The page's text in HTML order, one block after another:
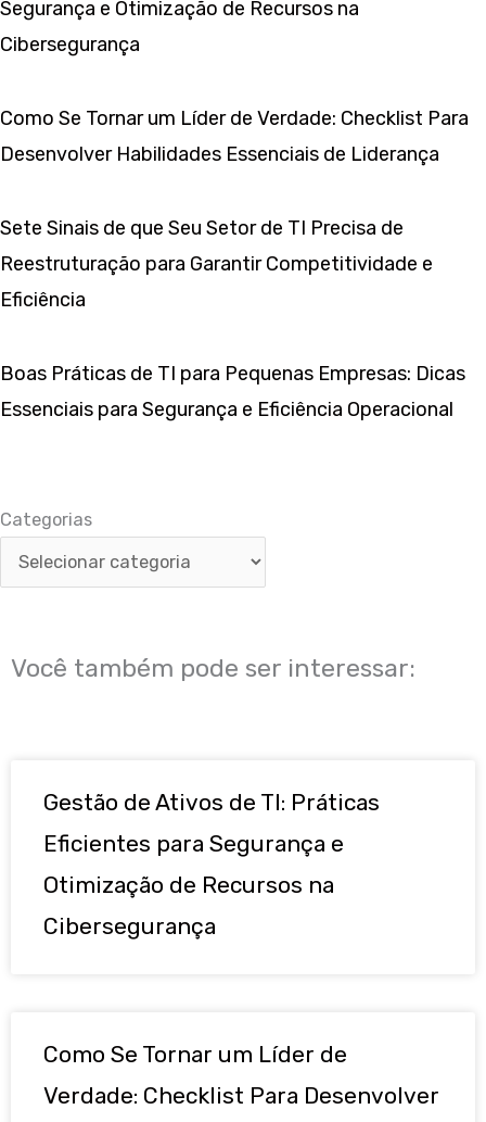
Segurança e Otimização de Recursos na
Cibersegurança
Como Se Tornar um Líder de Verdade: Checklist Para
Desenvolver Habilidades Essenciais de Liderança
Sete Sinais de que Seu Setor de TI Precisa de
Reestruturação para Garantir Competitividade e
Eficiência
Boas Práticas de TI para Pequenas Empresas: Dicas
Essenciais para Segurança e Eficiência Operacional
Categorias
Você também pode ser interessar:
Gestão de Ativos de TI: Práticas
Eficientes para Segurança e
Otimização de Recursos na
Cibersegurança
Como Se Tornar um Líder de
Verdade: Checklist Para Desenvolver